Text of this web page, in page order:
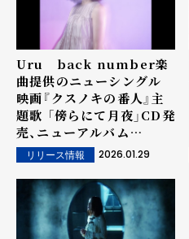
Uru back number楽
曲提供のニューシングル
映画『クスノキの番人』主
題歌 「傍らにて月夜」CD発
売、ニューアルバム
『tone』詳細も解禁！
リリース情報 2026.01.29